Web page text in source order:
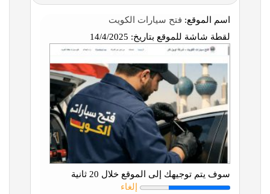
اسم الموقع: فتح سيارات الكويت
لقطة شاشة للموقع بتاريخ:
سوف يتم توجيهك إلى الموقع خلال 20 ثانية
إلغاء